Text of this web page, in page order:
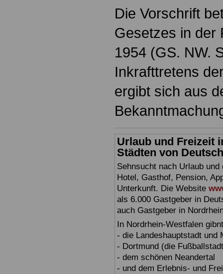
Die Vorschrift
Gesetzes in der
1954 (GS. NW.
Inkrafttretens
ergibt sich aus
Urlaub und Freizeit
Städten von
Sehnsucht nach Urlaub
Hotel, Gasthof, Pension,
Unterkunft. Die Website
als 6.000 Gastgeber in
auch Gastgeber in
In Nordrhein-Westfalen
- die Landeshauptstadt und
- Dortmund (die
- dem schönen Neandertal
- und dem Erlebnis- und